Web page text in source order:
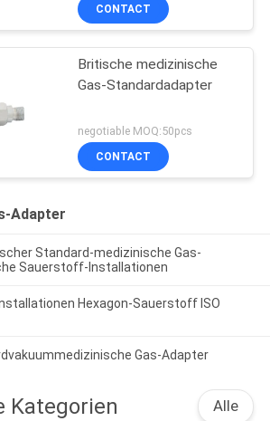
CONTACT
Britische medizinische
Gas-Standardadapter
negotiable MOQ:50pcs
CONTACT
Adapter
Standard-medizinische Gas-
Sauerstoff-Installationen
Hexagon-Sauerstoff ISO
Gas-Adapter
Kategorien Alle